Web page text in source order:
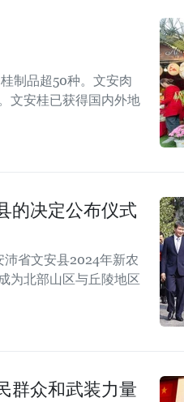
制品超50种。文安肉
文安桂已获得国内外地
的决定公布仪式
省文安县2024年新农
为北部山区与丘陵地区
群众和武装力量